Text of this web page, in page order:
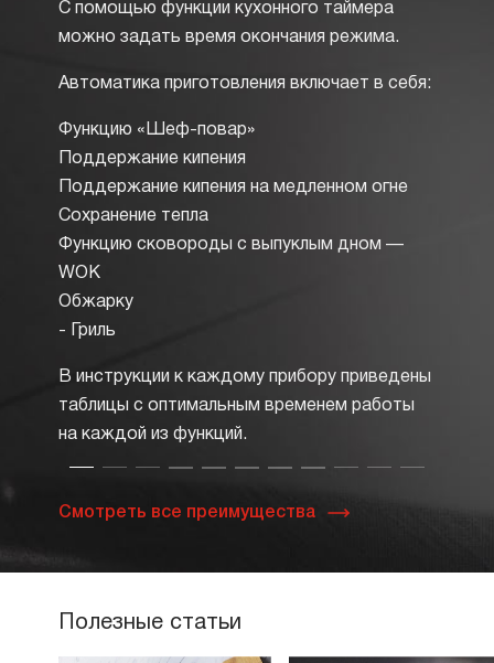
С помощью функции кухонного таймера
можно задать время окончания режима.
Автоматика приготовления включает в себя:
Функцию «Шеф-повар»
Поддержание кипения
Поддержание кипения на медленном огне
Сохранение тепла
Функцию сковороды с выпуклым дном —
WOK
Обжарку
- Гриль
В инструкции к каждому прибору приведены
таблицы с оптимальным временем работы
на каждой из функций.
Смотреть все преимущества
Полезные статьи